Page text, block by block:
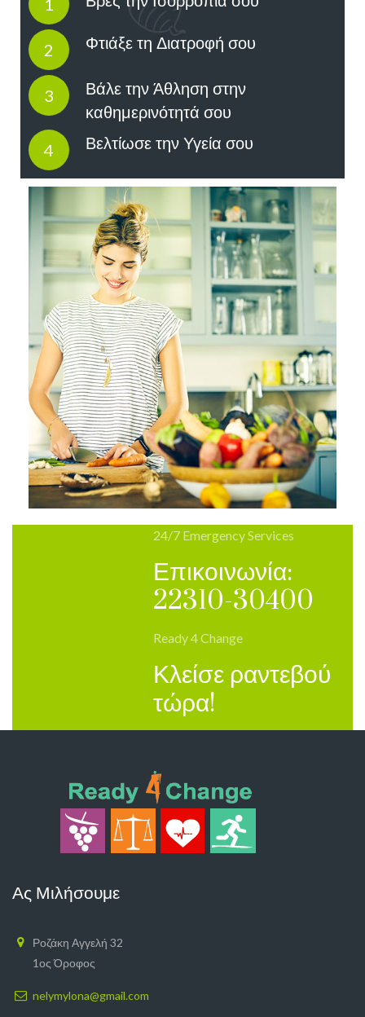
1
2 Φτιάξε τη Διατροφή σου
3
Βάλε την Άθληση στην
καθημερινότητά σου
4 Βελτίωσε την Υγεία σου
24/7 Emergency Services
Επικοινωνία:
22310-30400
Ready 4 Change
Κλείσε ραντεβού
τώρα!
Ας Μιλήσουμε
Ροζάκη Αγγελή 32
1ος Όροφος
nelymylona@gmail.com